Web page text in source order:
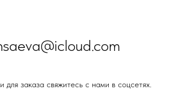
заказа свяжитесь с нами в соцсетях.